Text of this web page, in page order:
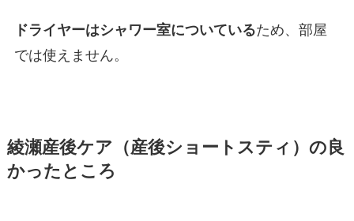
ドライヤーはシャワー室についているため、部屋
では使えません。
綾瀬産後ケア（産後ショートスティ）の良
かったところ